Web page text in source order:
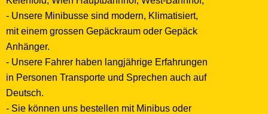
- Unsere Minibusse sind modern, Klimatisiert,
mit einem grossen Gepäckraum oder Gepäck
Anhänger.
- Unsere Fahrer haben langjährige Erfahrungen
in Personen Transporte und Sprechen auch auf
Deutsch.
- Sie können uns bestellen mit Minibus oder